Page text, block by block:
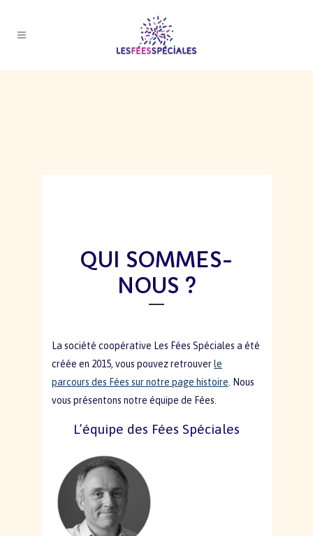
QUI SOMMES-
NOUS ?
La société coopérative Les Fées Spéciales a été
créée en 2015, vous pouvez retrouver le
parcours des Fées sur notre page histoire . Nous
vous présentons notre équipe de Fées.
L’équipe des Fées Spéciales